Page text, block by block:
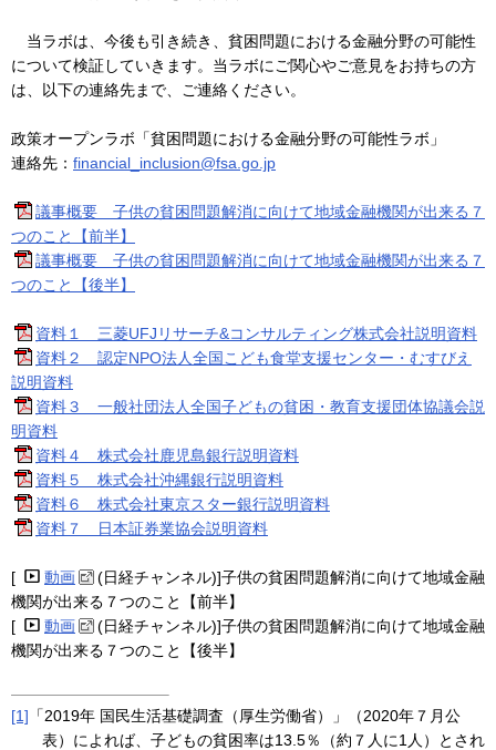
当ラボは、今後も引き続き、貧困問題における金融分野の可能性
について検証していきます。当ラボにご関心やご意見をお持ちの方
は、以下の連絡先まで、ご連絡ください。
政策オープンラボ「貧困問題における金融分野の可能性ラボ」
連絡先： financial_inclusion@fsa.go.jp
議事概要 子供の貧困問題解消に向けて地域金融機関が出来る７
つのこと【前半】
議事概要 子供の貧困問題解消に向けて地域金融機関が出来る７
つのこと【後半】
資料１ 三菱UFJリサーチ&コンサルティング株式会社説明資料
資料２ 認定NPO法人全国こども食堂支援センター・むすびえ
説明資料
資料３ 一般社団法人全国子どもの貧困・教育支援団体協議会説
明資料
資料４ 株式会社鹿児島銀行説明資料
資料５ 株式会社沖縄銀行説明資料
資料６ 株式会社東京スター銀行説明資料
資料７ 日本証券業協会説明資料
[ 動画
(日経チャンネル)]子供の貧困問題解消に向けて地域金融
機関が出来る７つのこと【前半】
[
動画
(日経チャンネル)]子供の貧困問題解消に向けて地域金融
機関が出来る７つのこと【後半】
[1] 「2019年 国民生活基礎調査（厚生労働省）」（2020年７月公
表）によれば、子どもの貧困率は13.5％（約７人に1人）とされ